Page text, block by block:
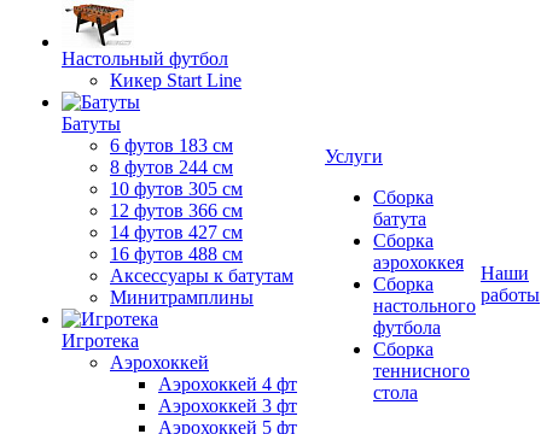
Настольный футбол
Кикер Start Line
Батуты
6 футов 183 см
8 футов 244 см
10 футов 305 см
12 футов 366 см
14 футов 427 см
16 футов 488 см
Аксессуары к батутам
Минитрамплины
Игротека
Аэрохоккей
Аэрохоккей 4 фт
Аэрохоккей 3 фт
Аэрохоккей 5 фт
Услуги
Сборка
батута
Сборка
аэрохоккея
Сборка
настольного
футбола
Сборка
теннисного
стола
Наши
работы